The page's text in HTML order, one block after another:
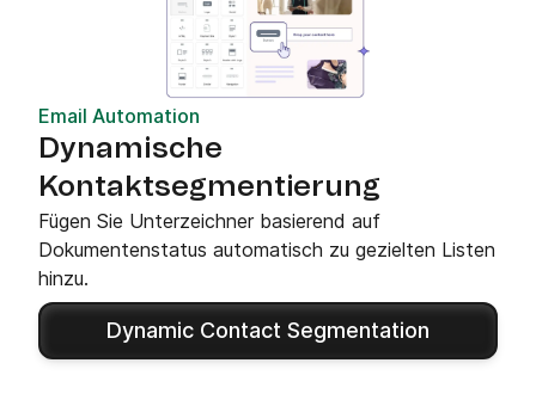
Email Automation
Dynamische
Kontaktsegmentierung
Fügen Sie Unterzeichner basierend auf
Dokumentenstatus automatisch zu gezielten Listen
hinzu.
Dynamic Contact Segmentation